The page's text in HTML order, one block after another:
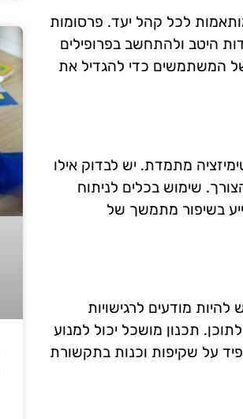
לכל קהל יעד. פרסומות
היטב ולהתחשב בפרופילים
של המשתמשים כדי להגדיל את
מתמדת. יש לבדוק אילו
שימוש בכלים לניתוח
בשיפור מתמשך של
מודעים לרגישויות
תכנון מושכל יכול למנוע
על שקיפות וכנות בתקשורת